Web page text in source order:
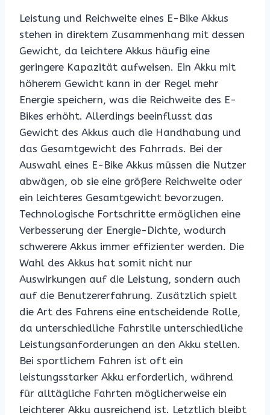
Leistung und Reichweite eines E-Bike Akkus
stehen in direktem Zusammenhang mit dessen
Gewicht, da leichtere Akkus häufig eine
geringere Kapazität aufweisen. Ein Akku mit
höherem Gewicht kann in der Regel mehr
Energie speichern, was die Reichweite des E-
Bikes erhöht. Allerdings beeinflusst das
Gewicht des Akkus auch die Handhabung und
das Gesamtgewicht des Fahrrads. Bei der
Auswahl eines E-Bike Akkus müssen die Nutzer
abwägen, ob sie eine größere Reichweite oder
ein leichteres Gesamtgewicht bevorzugen.
Technologische Fortschritte ermöglichen eine
Verbesserung der Energie-Dichte, wodurch
schwerere Akkus immer effizienter werden. Die
Wahl des Akkus hat somit nicht nur
Auswirkungen auf die Leistung, sondern auch
auf die Benutzererfahrung. Zusätzlich spielt
die Art des Fahrens eine entscheidende Rolle,
da unterschiedliche Fahrstile unterschiedliche
Leistungsanforderungen an den Akku stellen.
Bei sportlichem Fahren ist oft ein
leistungsstarker Akku erforderlich, während
für alltägliche Fahrten möglicherweise ein
leichterer Akku ausreichend ist. Letztlich bleibt